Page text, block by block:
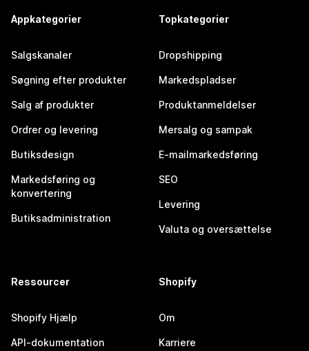
Appkategorier
Salgskanaler
Søgning efter produkter
Salg af produkter
Ordrer og levering
Butiksdesign
Markedsføring og
konvertering
Butiksadministration
Topkategorier
Dropshipping
Markedspladser
Produktanmeldelser
Mersalg og sampak
E-mailmarkedsføring
SEO
Levering
Valuta og oversættelse
Ressourcer
Shopify Hjælp
API-dokumentation
Shopify
Om
Karriere